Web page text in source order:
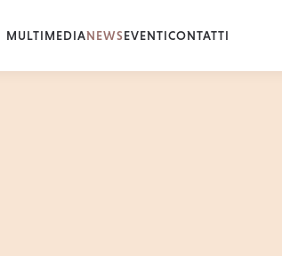
MULTIMEDIANEWSEVENTICONTATTI